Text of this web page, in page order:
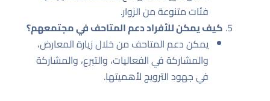
فئات متنوعة من الزوار.
كيف يمكن للأفراد دعم المتاحف في مجتمعهم؟
يمكن دعم المتاحف من خلال زيارة المعارض،
والمشاركة في الفعاليات، والتبرع، والمشاركة
في جهود الترويج لأهميتها.